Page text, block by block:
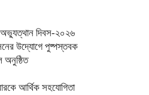
দিবস-২০২৬
উদ্যোগে পুষ্পস্তবক
অনুষ্ঠিত
আর্থিক সহযোগিতা